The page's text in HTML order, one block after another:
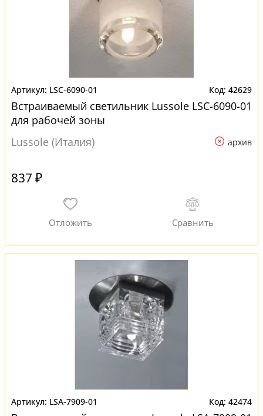
LSC-6090-01 42629
Встраиваемый светильник Lussole LSC-6090-01
для рабочей зоны
Lussole (Италия)
архив
837 ₽
LSA-7909-01 42474